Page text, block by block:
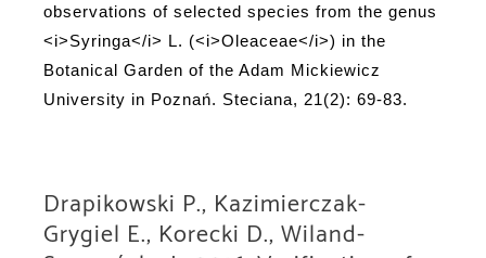
observations of selected species from the genus
<i>Syringa</i> L. (<i>Oleaceae</i>) in the
Botanical Garden of the Adam Mickiewicz
University in Poznań. Steciana, 21(2): 69-83.
Drapikowski P., Kazimierczak-
Grygiel E., Korecki D., Wiland-